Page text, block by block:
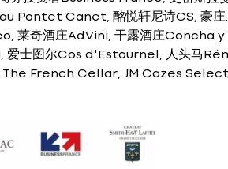
Pontet Canet, 酩悦轩尼诗CS, 豪庄.
莱奇酒庄AdVini, 干露酒庄Concha y
爱士图尔Cos d'Estournel, 人头马
The French Cellar, JM Cazes